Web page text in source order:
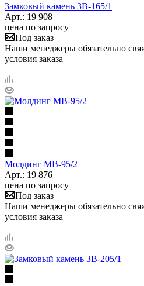
Замковый камень ЗВ-165/1
Арт.: 19 908
цена по запросу
Под заказ
Наши менеджеры обязательно
условия заказа
Молдинг МВ-95/2
Арт.: 19 876
цена по запросу
Под заказ
Наши менеджеры обязательно
условия заказа